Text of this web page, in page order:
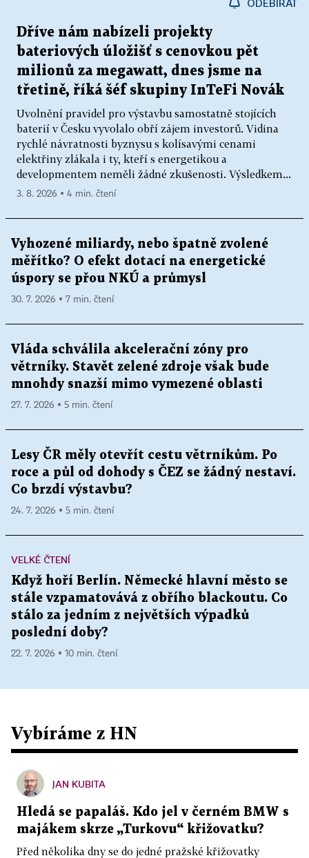
ODEBÍRAT
Dříve nám nabízeli projekty
bateriových úložišť s cenovkou pět
milionů za megawatt, dnes jsme na
třetině, říká šéf skupiny InTeFi Novák
Uvolnění pravidel pro výstavbu samostatně stojících
baterií v Česku vyvolalo obří zájem investorů. Vidina
rychlé návratnosti byznysu s kolísavými cenami
elektřiny zlákala i ty, kteří s energetikou a
developmentem neměli žádné zkušenosti. Výsledkem...
3. 8. 2026 ▪ 4 min. čtení
Vyhozené miliardy, nebo špatně zvolené
měřítko? O efekt dotací na energetické
úspory se přou NKÚ a průmysl
30. 7. 2026 ▪ 7 min. čtení
Vláda schválila akcelerační zóny pro
větrníky. Stavět zelené zdroje však bude
mnohdy snazší mimo vymezené oblasti
27. 7. 2026 ▪ 5 min. čtení
Lesy ČR měly otevřít cestu větrníkům. Po
roce a půl od dohody s ČEZ se žádný nestaví.
Co brzdí výstavbu?
24. 7. 2026 ▪ 5 min. čtení
VELKÉ ČTENÍ
Když hoří Berlín. Německé hlavní město se
stále vzpamatovává z obřího blackoutu. Co
stálo za jedním z největších výpadků
poslední doby?
22. 7. 2026 ▪ 10 min. čtení
Vybíráme z HN
JAN KUBITA
Hledá se papaláš. Kdo jel v černém BMW s
majákem skrze „Turkovu“ křižovatku?
Před několika dny se do jedné pražské křižovatky